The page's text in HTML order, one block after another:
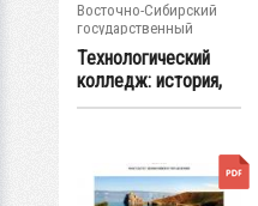
Восточно-Сибирский
государственный
университет...
Технологический
колледж: история,
современность,...